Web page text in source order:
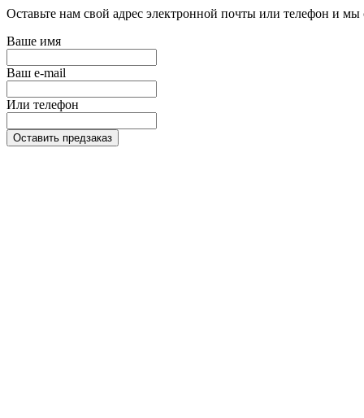
Оставьте нам свой адрес электронной почты или телефон и
Ваше имя
Ваш e-mail
Или телефон